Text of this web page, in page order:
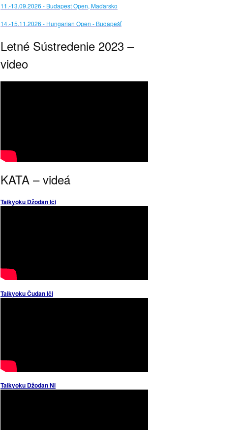
11.-13.09.2026 - Budapest Open, Maďarsko
14.-15.11.2026 - Hungarian Open - Budapešť
Letné Sústredenie 2023 –
video
KATA – videá
Taikyoku Džodan Iči
Taikyoku Čudan Iči
Taikyoku Džodan Ni